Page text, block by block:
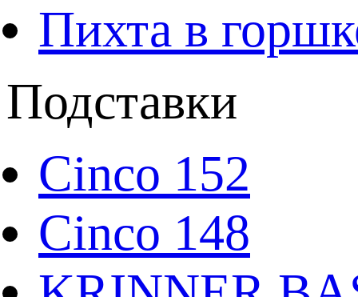
Пихта в
Подставки
Cinco 152
Cinco 148